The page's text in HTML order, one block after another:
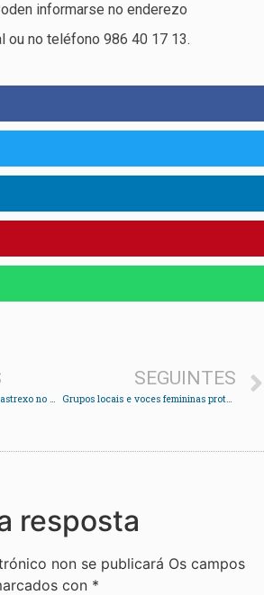
informarse no enderezo
ou no teléfono 986 40 17 13.
SEGUINTES
Grupos locais e voces femininas protagonizan un verán cultural espallado por cinco escenarios
resposta
non se publicará Os campos
con *